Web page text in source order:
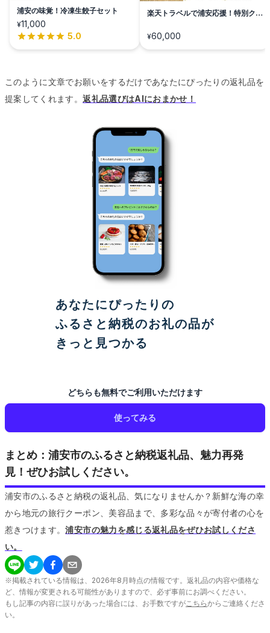
浦安の味覚！冷凍生餃子セット
¥11,000
5.0
楽天トラベルで浦安応援！特別クー
¥60,000
このように文章でお願いをするだけであなたにぴったりの返礼品を
提案してくれます。返礼品選びはAIにおまかせ！
あなたにぴったりの
ふるさと納税のお礼の品が
きっと見つかる
どちらも無料でご利用いただけます
使ってみる
まとめ：浦安市のふるさと納税返礼品、魅力再発
見！ぜひお試しください。
浦安市のふるさと納税の返礼品、気になりませんか？新鮮な海の幸
から地元の旅行クーポン、美容品まで、多彩な品々が寄付者の心を
惹きつけます。浦安市の魅力を感じる返礼品をぜひお試しくださ
い。
※掲載されている情報は、 2026年8 月時点の情報です。返礼品の内容や価格な
ど、情報が変更される可能性がありますので、必ず事前にお調べください。
もし記事の内容に誤りがあった場合には、お手数ですがこちらからご連絡くださ
い。